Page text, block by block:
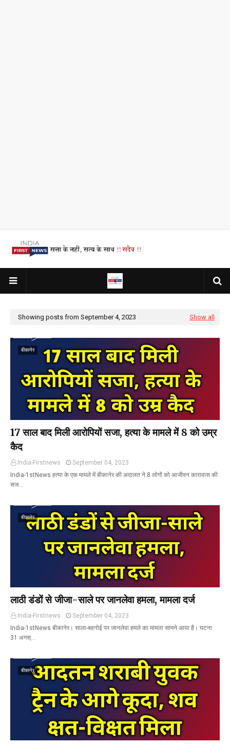
Showing posts from September 4, 2023 Show all
बीकानेर
17 साल बाद मिली आरोपियों सजा, हत्या के मामले में 8 को उम्र
कैद
India-Firstnews
September 04, 2023
India-1stNews हत्या के एक मामले में बीकानेर की अदालत ने 8 लोगों को आजीवन कारावास की
सज…
बीकानेर
लाठी डंडों से जीजा-साले पर जानलेवा हमला, मामला दर्ज
India-Firstnews
September 04, 2023
India-1stNews बीकानेर। साला-बहनोई पर जानलेवा हमले का मामला सामने आया है। घटना
31 अगस्…
बीकानेर